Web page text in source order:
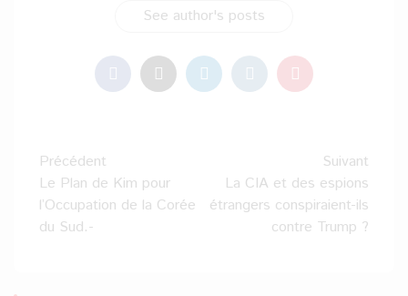
See author's posts
Navigation
d’article
Précédent
Le Plan de Kim pour
l’Occupation de la Corée
du Sud.-
Suivant
La CIA et des espions
étrangers conspiraient-ils
contre Trump ?